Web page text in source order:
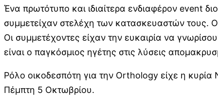
Ένα πρωτότυπο και ιδιαίτερα ενδιαφέρον event
συμμετείχαν στελέχη των κατασκευαστών τους.
Οι συμμετέχοντες είχαν την ευκαιρία να
είναι ο παγκόσμιος ηγέτης στις λύσεις
Ρόλο οικοδεσπότη για την Orthology είχε η
Πέμπτη 5 Οκτωβρίου.